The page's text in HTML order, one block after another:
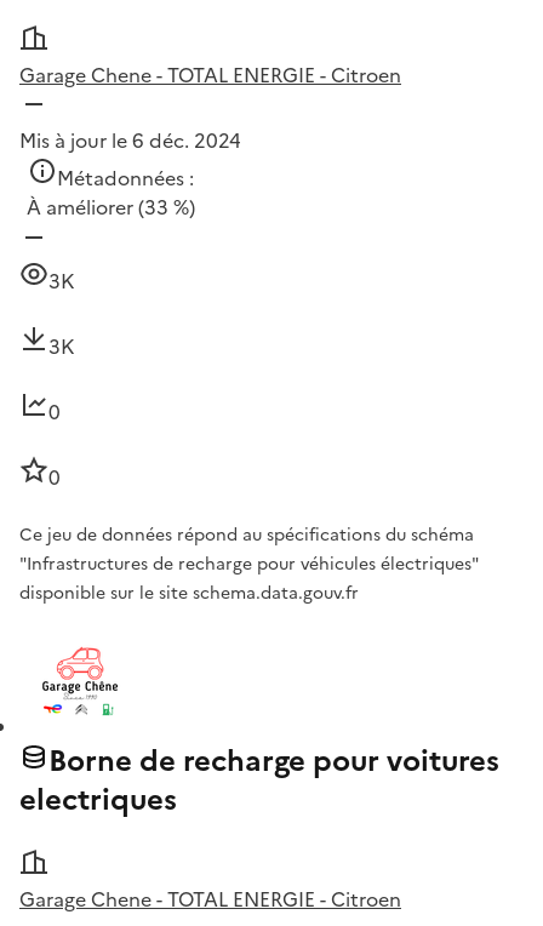
Garage Chene - TOTAL ENERGIE - Citroen
Mis à jour le 6 déc. 2024
Métadonnées :
À améliorer(33 %)
3K
3K
0
0
Ce jeu de données répond au spécifications du schéma
"Infrastructures de recharge pour véhicules électriques"
disponible sur le site schema.data.gouv.fr
Borne de recharge pour voitures
electriques
Garage Chene - TOTAL ENERGIE - Citroen